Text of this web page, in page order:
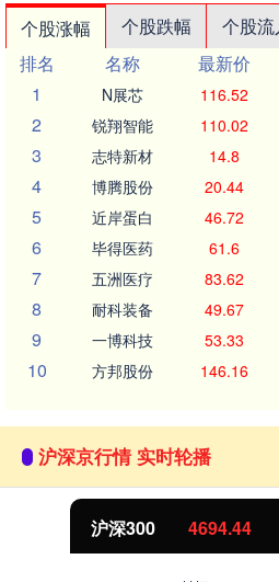
个股涨幅 个股跌幅 个股流
排名
名称 最新价
1
N展芯 116.52
2 锐翔智能 110.02
3 志特新材 14.8
4 博腾股份 20.44
5 近岸蛋白 46.72
6 毕得医药 61.6
7 五洲医疗 83.62
8 耐科装备 49.67
9 一博科技 53.33
10 方邦股份 146.16
沪深京行情 实时轮播
沪深300 4694.44